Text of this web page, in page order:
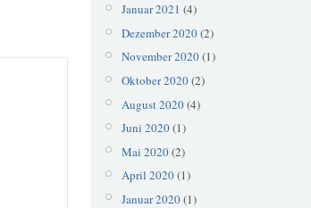
Januar 2021 (4)
Dezember 2020(2)
November 2020(1)
Oktober 2020(2)
August 2020(4)
Juni 2020(1)
Mai 2020(2)
April 2020(1)
Januar 2020(1)